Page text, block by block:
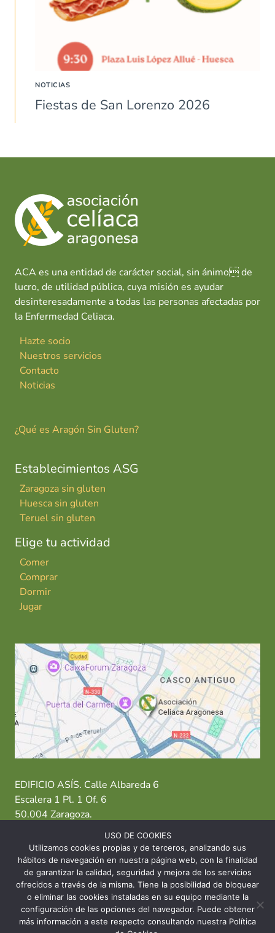
NOTICIAS
Fiestas de San Lorenzo 2026
ACA es una entidad de carácter social, sin ánimo de
lucro, de utilidad pública, cuya misión es ayudar
desinteresadamente a todas las personas afectadas por
la Enfermedad Celiaca.
Hazte socio
Nuestros servicios
Contacto
Noticias
¿Qué es Aragón Sin Gluten?
Establecimientos ASG
Zaragoza sin gluten
Huesca sin gluten
Teruel sin gluten
Elige tu actividad
Comer
Comprar
Dormir
Jugar
EDIFICIO ASÍS. Calle Albareda 6
Escalera 1 Pl. 1 Of. 6
50.004 Zaragoza.
T: 976 484 949 M: 635 638 563
Sede Zaragoza·Sede Huesca· Sede Teruel
USO DE COOKIES
Utilizamos cookies propias y de terceros, analizando sus
hábitos de navegación en nuestra página web, con la finalidad
de garantizar la calidad, seguridad y mejora de los servicios
ofrecidos a través de la misma. Tiene la posibilidad de bloquear
o eliminar las cookies instaladas en su equipo mediante la
configuración de las opciones del navegador. Puede obtener
más información a este respecto consultando nuestra Política